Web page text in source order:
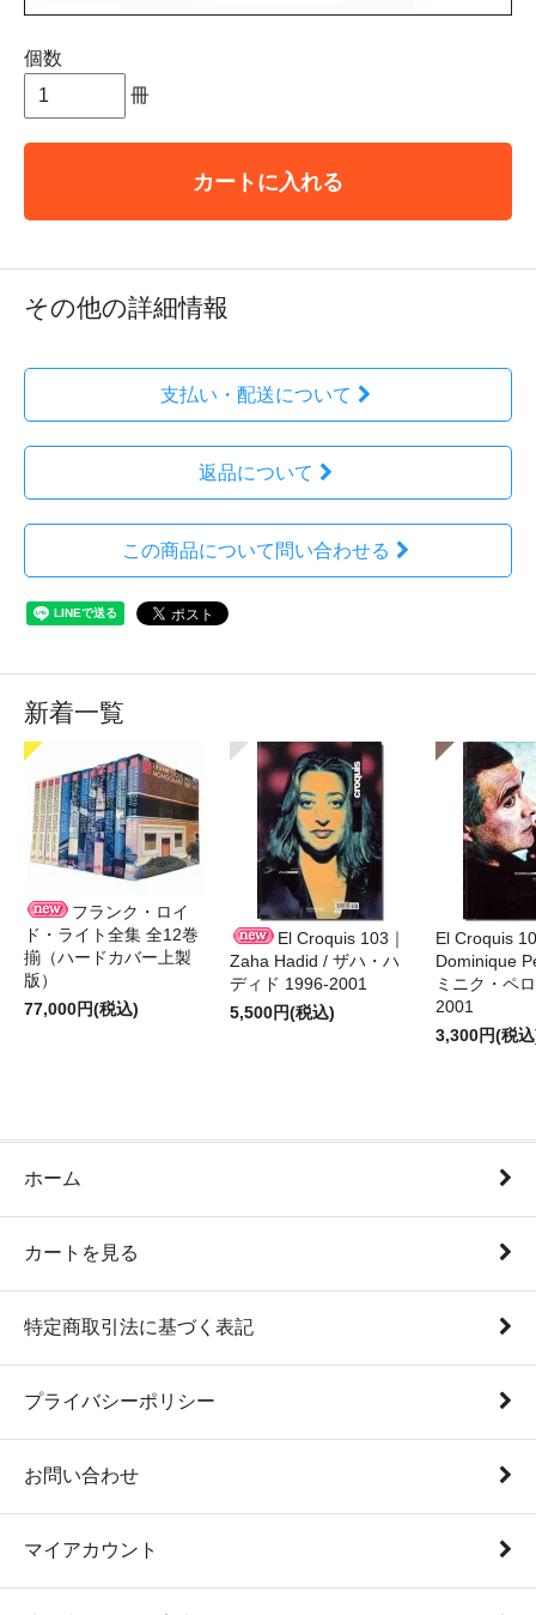
個数
冊
カートに入れる
その他の詳細情報
支払い・配送について
返品について
この商品について問い合わせる
新着一覧
フランク・ロイ
ド・ライト全集 全12巻
揃（ハードカバー上製
版）
77,000円(税込)
El Croquis 103｜
Zaha Hadid / ザハ・ハ
ディド 1996-2001
5,500円(税込)
El Croquis
Dominique
ミニク・ペ
2001
3,300円(税
ホーム
カートを見る
特定商取引法に基づく表記
プライバシーポリシー
お問い合わせ
マイアカウント